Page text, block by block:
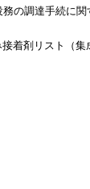
の調達手続に
着剤リスト（